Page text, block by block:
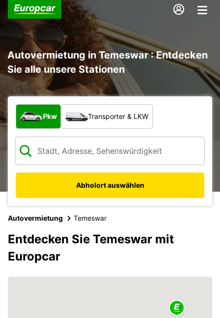
Autovermietung in Temeswar : Entdecken
Sie alle unsere Stationen
Welche Art von Fahrzeug?
Pkw Transporter & LKW
Abholort auswählen
Autovermietung Temeswar
Entdecken Sie Temeswar mit
Europcar